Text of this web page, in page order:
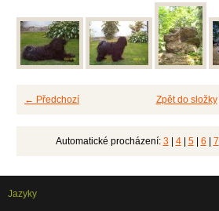
← Předchozí Zpět do složky
Automatické procházení: 3 | 4| 5| 6 | 7
Jazyky